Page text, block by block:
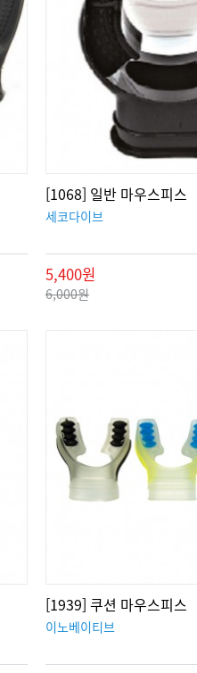
[1068] 일반 마우스피스
세코다이브
5,400원
6,000원
[1939] 쿠션 마우스피스
이노베이티브